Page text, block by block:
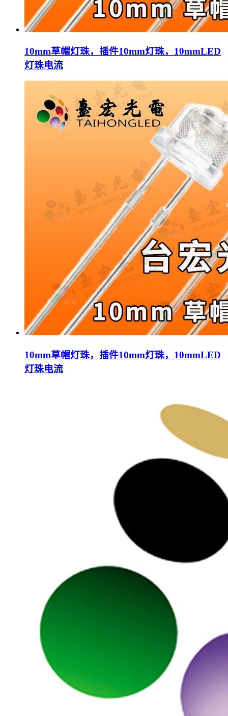
10mm草帽灯珠，插件10mm灯珠，10mmLED
灯珠电流
10mm草帽灯珠，插件10mm灯珠，10mmLED
灯珠电流